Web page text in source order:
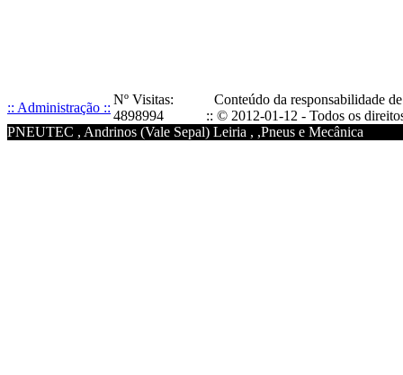
:: Administração ::
Nº Visitas:
4898994
Conteúdo da responsabilidade
:: © 2012-01-12 - Todos os
PNEUTEC , Andrinos (Vale Sepal) Leiria , ,Pneus e Mecânica